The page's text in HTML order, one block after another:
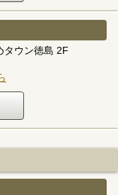
タウン徳島 2F